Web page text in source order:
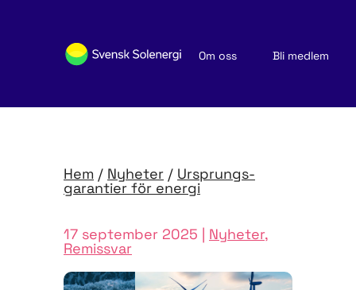
Om oss
Bli medlem
Nyheter och publikationer
Hem / Nyheter / Ursprungs­
garantier för energi
17 september 2025 | Nyheter,
Remissvar